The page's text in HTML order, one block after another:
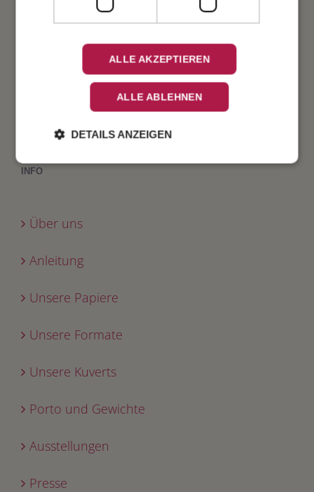
Geburtstag
INFO
Über uns
Anleitung
Unsere Papiere
Unsere Formate
Unsere Kuverts
Porto und Gewichte
Ausstellungen
Presse
ALLE AKZEPTIEREN
ALLE ABLEHNEN
DETAILS ANZEIGEN